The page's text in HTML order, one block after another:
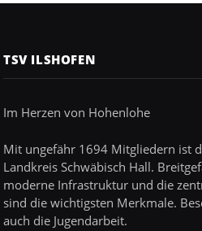
TSV ILSHOFEN
Im Herzen von Hohenlohe
Mit ungefähr 1694 Mitgliedern ist
Landkreis Schwäbisch Hall.
moderne Infrastruktur und die
sind die wichtigsten Merkmale.
auch die Jugendarbeit.